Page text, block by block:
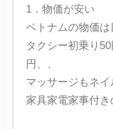
1．物価が安い
ベトナムの物価は
タクシー初乗り
円、、
マッサージもネイ
家具家電家事付き